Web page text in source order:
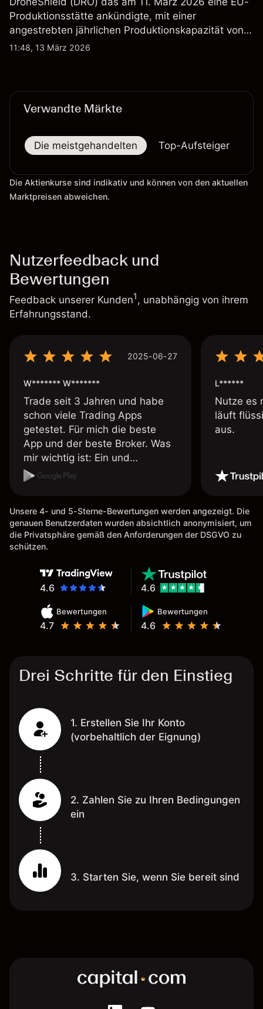
Produktionsstätte ankündigte, mit einer
angestrebten jährlichen Produktionskapazität von
etwa 2,4 Mrd. AUD bis Ende 2026. Die
11:48, 13 März 2026
Verwandte Märkte
Die meistgehandelten Top-Aufsteiger
Die Aktienkurse sind indikativ und können von den aktuellen
Marktpreisen abweichen.
Nutzerfeedback und
Bewertungen
Feedback unserer Kunden1, unabhängig von ihrem
Erfahrungsstand.
2025-06-27
W******* W*******
Trade seit 3 Jahren und habe
schon viele Trading Apps
getestet. Für mich die beste
App und der beste Broker. Was
mir wichtig ist: Ein und
Auszahlungen per Kreditkarte
möglich. Berichte, Auszüge OK.
Eine Diagrammfunktion wie es
bei Naga ist wäre
L******
Nutze es
läuft
aus.
Unsere 4- und 5-Sterne-Bewertungen werden angezeigt. Die
genauen Benutzerdaten wurden absichtlich anonymisiert, um
die Privatsphäre gemäß den Anforderungen der DSGVO zu
schützen.
4.6
Bewertungen
4.7
Bewertungen
4.6
4.6
Drei Schritte für den Einstieg
1. Erstellen Sie Ihr Konto
(vorbehaltlich der Eignung)
2. Zahlen Sie zu Ihren Bedingungen
ein
3. Starten Sie, wenn Sie bereit sind